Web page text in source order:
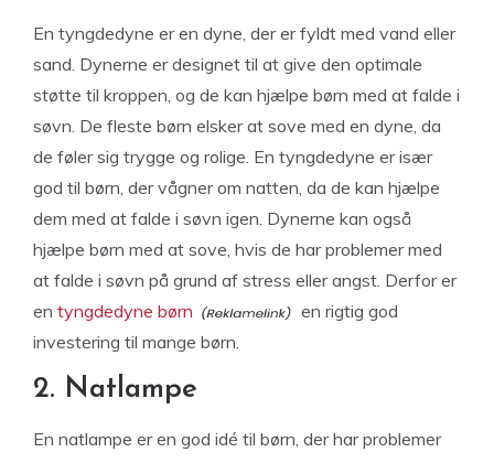
En tyngdedyne er en dyne, der er fyldt med vand eller
sand. Dynerne er designet til at give den optimale
støtte til kroppen, og de kan hjælpe børn med at falde i
søvn. De fleste børn elsker at sove med en dyne, da
de føler sig trygge og rolige. En tyngdedyne er især
god til børn, der vågner om natten, da de kan hjælpe
dem med at falde i søvn igen. Dynerne kan også
hjælpe børn med at sove, hvis de har problemer med
at falde i søvn på grund af stress eller angst. Derfor er
en tyngdedyne børn
en rigtig god
investering til mange børn.
2. Natlampe
En natlampe er en god idé til børn, der har problemer